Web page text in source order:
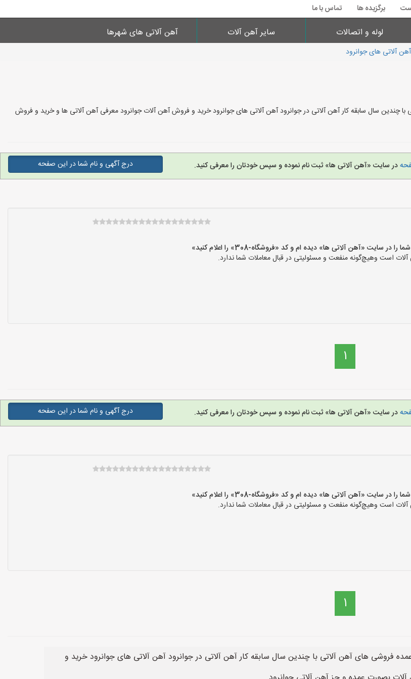
برگزیده ها تماس با ما
لوله و اتصالات سایر آهن آلات آهن آلاتی های شهرها
آلاتی های جوانرود
چندین سال سابقه کار آهن آلاتی در جوانرود آهن آلاتی های جوانرود خرید و فروش آهن آلات جوانرود معرفی آهن آلاتی ها و خرید و فروش
در سایت «آهن آلاتی ها» ثبت نام نموده و سپس خودتان را معرفی کنید. درج آگهی و نام شما در این صفحه
«آهن آلاتی ها» دیده ام و کد «فروشگاه-308» را اعلام کنید»
است وهیچ‌گونه منفعت و مسئولیتی در قبال معاملات شما ندارد.
1
در سایت «آهن آلاتی ها» ثبت نام نموده و سپس خودتان را معرفی کنید. درج آگهی و نام شما در این صفحه
«آهن آلاتی ها» دیده ام و کد «فروشگاه-308» را اعلام کنید»
است وهیچ‌گونه منفعت و مسئولیتی در قبال معاملات شما ندارد.
1
فروشی های آهن آلاتی با چندین سال سابقه کار آهن آلاتی در جوانرود آهن آلاتی های جوانرود خرید و